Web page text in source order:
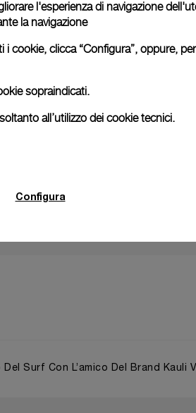
qualità di sponsor ufficiale
Surf Con L’amico Del Brand Kauli
l'esperienza di navigazione
la navigazione
cookie, clicca “Configura”, oppure,
sopraindicati.
all’utilizzo dei cookie tecnici.
Configura